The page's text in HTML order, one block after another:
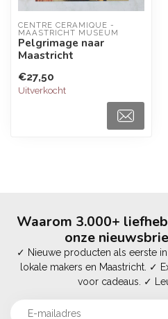
CENTRE CÉRAMIQUE -
MAASTRICHT MUSEUM
Pelgrimage naar
Maastricht
€27,50
Uitverkocht
Waarom 3.000+
onze
✓ Nieuwe producten als eerste
lokale makers en Maastricht. ✓
voor cadeaus. ✓